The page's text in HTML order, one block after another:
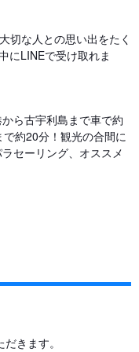
切な人との思い出をたく
にLINEで受け取れま
ら古宇利島まで車で約
約20分！観光の合間に
セーリング、オススメ
きます。